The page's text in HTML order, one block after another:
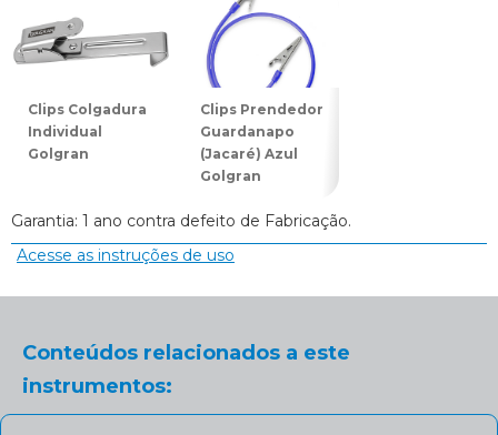
Clips Colgadura
Individual
Golgran
Clips Prendedor
Guardanapo
(Jacaré) Azul
Golgran
Garantia: 1 ano contra defeito de Fabricação.
Acesse as instruções de uso
Conteúdos relacionados a este
instrumentos: